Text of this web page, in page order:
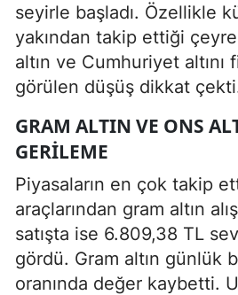
seyirle başladı. Özellikle
yakından takip ettiği
altın ve Cumhuriyet altını
görülen düşüş dikkat
GRAM ALTIN VE ONS
GERILEME
Piyasaların en çok takip
araçlarından gram altın
satışta ise 6.809,38 TL
gördü. Gram altın günlük
oranında değer kaybetti.